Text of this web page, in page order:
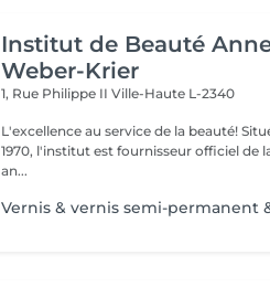
Institut de Beauté
Weber-Krier
1, Rue Philippe IIVille-Haute L-2340
L'excellence au service de la beauté! Situé en plein centre-ville depuis
1970, l'institut est fournisseur officiel de
an...
Vernis & vernis semi-permanent